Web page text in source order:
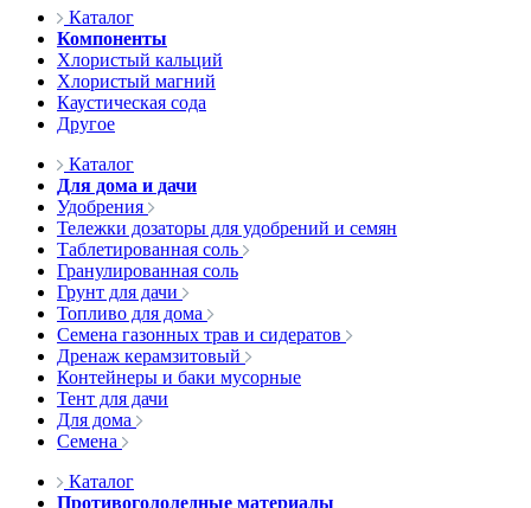
Каталог
Компоненты
Хлористый кальций
Хлористый магний
Каустическая сода
Другое
Каталог
Для дома и дачи
Удобрения
Тележки дозаторы для удобрений и семян
Таблетированная соль
Гранулированная соль
Грунт для дачи
Топливо для дома
Семена газонных трав и сидератов
Дренаж керамзитовый
Контейнеры и баки мусорные
Тент для дачи
Для дома
Семена
Каталог
Противогололедные материалы